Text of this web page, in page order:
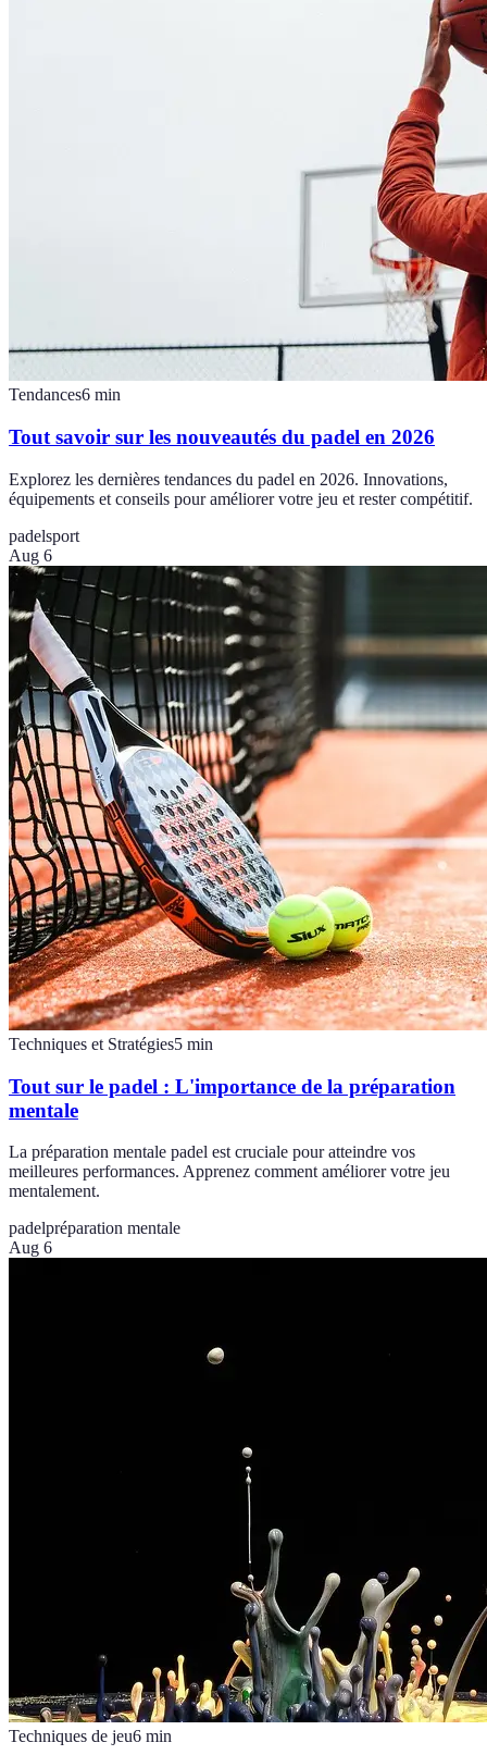
Tendances6 min
Tout savoir sur les nouveautés du padel en 2026
Explorez les dernières tendances du padel en 2026. Innovations,
équipements et conseils pour améliorer votre jeu et rester compétitif.
padelsport
Aug 6
Techniques et Stratégies5 min
Tout sur le padel : L'importance de la préparation
mentale
La préparation mentale padel est cruciale pour atteindre vos
meilleures performances. Apprenez comment améliorer votre jeu
mentalement.
padelpréparation mentale
Aug 6
Techniques de jeu6 min